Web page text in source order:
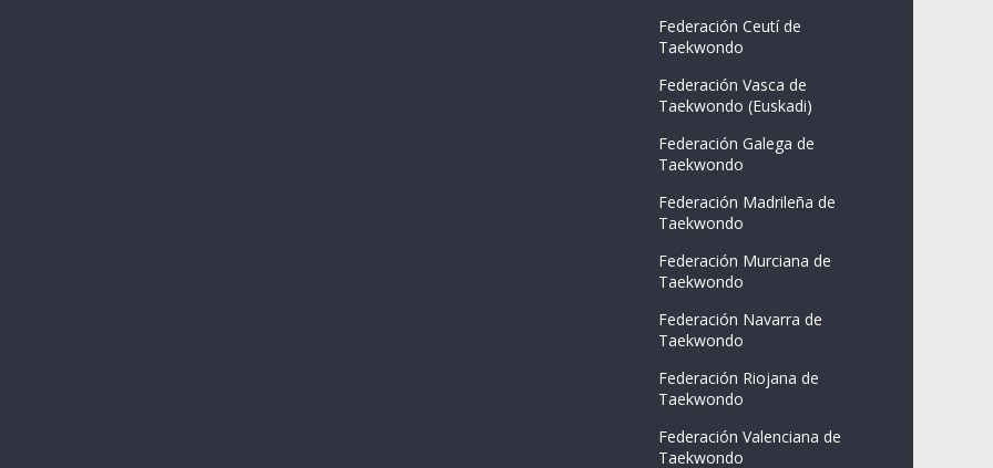
Federación Ceutí de
Taekwondo
Federación Vasca de
Taekwondo (Euskadi)
Federación Galega de
Taekwondo
Federación Madrileña de
Taekwondo
Federación Murciana de
Taekwondo
Federación Navarra de
Taekwondo
Federación Riojana de
Taekwondo
Federación Valenciana de
Taekwondo